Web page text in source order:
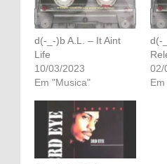
d(-_-)b A.L. – It Aint
Life
10/03/2023
Em "Musica"
d(-
02/